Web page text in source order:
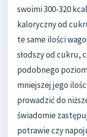
swoimi 300-320
kaloryczny od
te same ilości
słodszy od cukru,
podobnego
mniejszej jego
prowadzić do
świadomie
potrawie czy